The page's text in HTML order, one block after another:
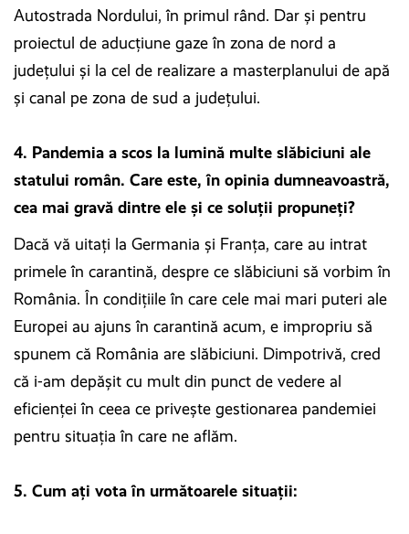
Autostrada Nordului, în primul rând. Dar şi pentru
proiectul de aducţiune gaze în zona de nord a
judeţului şi la cel de realizare a masterplanului de apă
şi canal pe zona de sud a judeţului.
4. Pandemia a scos la lumină multe slăbiciuni ale
statului român. Care este, în opinia dumneavoastră,
cea mai gravă dintre ele și ce soluții propuneți?
Dacă vă uitaţi la Germania şi Franţa, care au intrat
primele în carantină, despre ce slăbiciuni să vorbim în
România. În condiţiile în care cele mai mari puteri ale
Europei au ajuns în carantină acum, e impropriu să
spunem că România are slăbiciuni. Dimpotrivă, cred
că i-am depăşit cu mult din punct de vedere al
eficienţei în ceea ce priveşte gestionarea pandemiei
pentru situaţia în care ne aflăm.
5. Cum ați vota în următoarele situații: